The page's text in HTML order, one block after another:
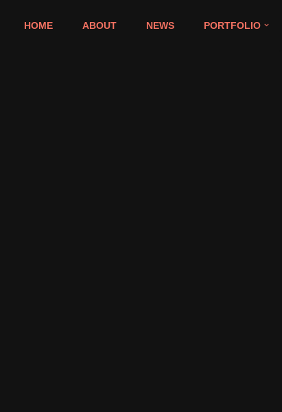
HOME ABOUT NEWS PORTFOLIO